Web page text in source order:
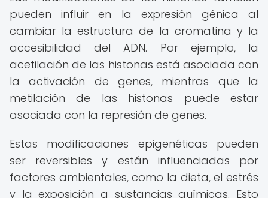
pueden influir en la expresión génica al
cambiar la estructura de la cromatina y la
accesibilidad del ADN. Por ejemplo, la
acetilación de las histonas está asociada con
la activación de genes, mientras que la
metilación de las histonas puede estar
asociada con la represión de genes.
Estas modificaciones epigenéticas pueden
ser reversibles y están influenciadas por
factores ambientales, como la dieta, el estrés
y la exposición a sustancias químicas. Esto